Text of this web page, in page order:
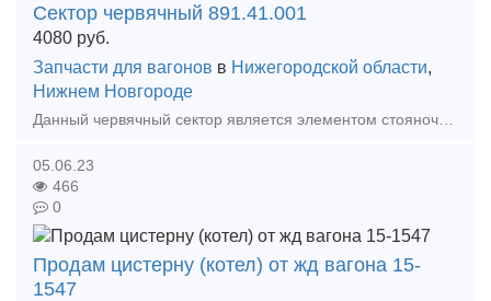
Сектор червячный 891.41.001
4080 руб.
Запчасти для вагонов в Нижегородской области,
Нижнем Новгороде
05.06.23
466
0
Продам цистерну (котел) от жд вагона 15-
1547